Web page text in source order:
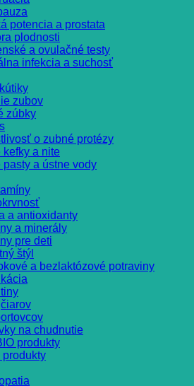
potencia a prostata
plodnosti
a ovulačné testy
infekcia a suchosť
zubov
zúbky
o zubné protézy
kefky a nite
pasty a ústne vody
a antioxidanty
a minerály
pre deti
štýl
a bezlaktózové potraviny
na chudnutie
produkty